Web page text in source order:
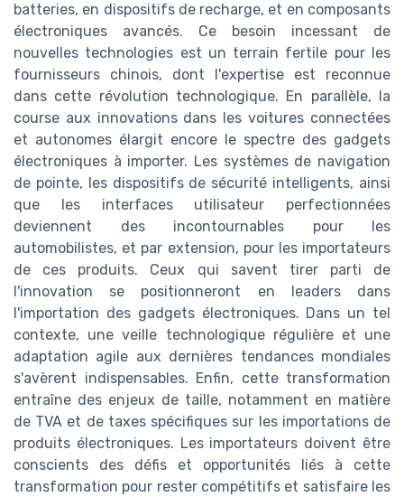
batteries, en dispositifs de recharge, et en composants
électroniques avancés. Ce besoin incessant de
nouvelles technologies est un terrain fertile pour les
fournisseurs chinois, dont l'expertise est reconnue
dans cette révolution technologique. En parallèle, la
course aux innovations dans les voitures connectées
et autonomes élargit encore le spectre des gadgets
électroniques à importer. Les systèmes de navigation
de pointe, les dispositifs de sécurité intelligents, ainsi
que les interfaces utilisateur perfectionnées
deviennent des incontournables pour les
automobilistes, et par extension, pour les importateurs
de ces produits. Ceux qui savent tirer parti de
l'innovation se positionneront en leaders dans
l'importation des gadgets électroniques. Dans un tel
contexte, une veille technologique régulière et une
adaptation agile aux dernières tendances mondiales
s'avèrent indispensables. Enfin, cette transformation
entraîne des enjeux de taille, notamment en matière
de TVA et de taxes spécifiques sur les importations de
produits électroniques. Les importateurs doivent être
conscients des défis et opportunités liés à cette
transformation pour rester compétitifs et satisfaire les